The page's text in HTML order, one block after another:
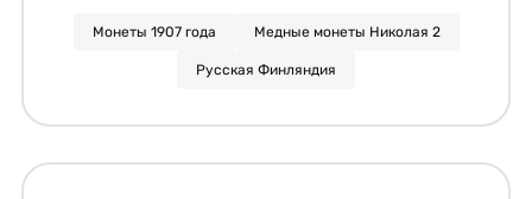
Монеты 1907 года Медные монеты Николая 2
Русская Финляндия